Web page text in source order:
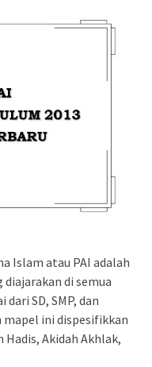
Islam atau PAI adalah
di semua
SD, SMP, dan
mapel ini dispesifikkan
Hadis, Akidah Akhlak,